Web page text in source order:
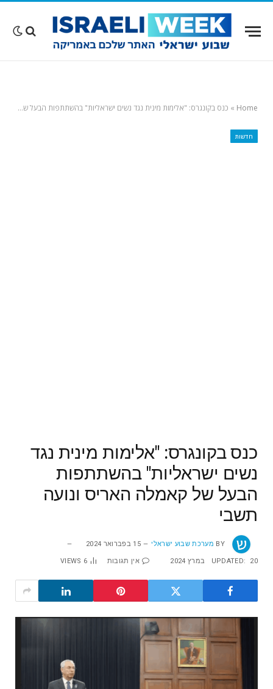
Home
» כנס בקונגרס: "אלימות מינית נגד נשים ישראליות" בהשתתפות הבעל של קאמלה האריס ונועה תשבי
חדשות
כנס בקונגרס: "אלימות מינית נגד
נשים ישראליות" בהשתתפות
הבעל של קאמלה האריס ונועה
תשבי
BY מערכת שבוע ישראלי 15 בפברואר 2024
UPDATED: 20 במרץ 2024 אין תגובות 6
VIEWS